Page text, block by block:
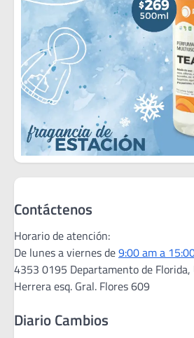
Contáctenos
Horario de atención:
De lunes a viernes de9:00 am a
4353 0195 Departamento de Florida,
Herrera esq. Gral. Flores 609
Diario Cambios